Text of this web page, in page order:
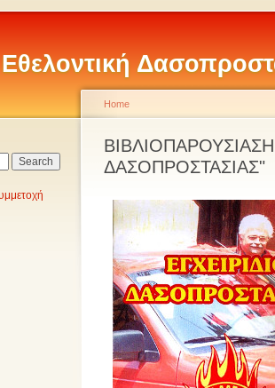
Εθελοντική
Home
ΔΑΣΟΠΡΟΣΤΑΣΙΑΣ"